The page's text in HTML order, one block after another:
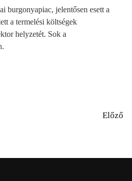
burgonyapiac, jelentősen esett a
a termelési költségek
helyzetét. Sok a
Előző